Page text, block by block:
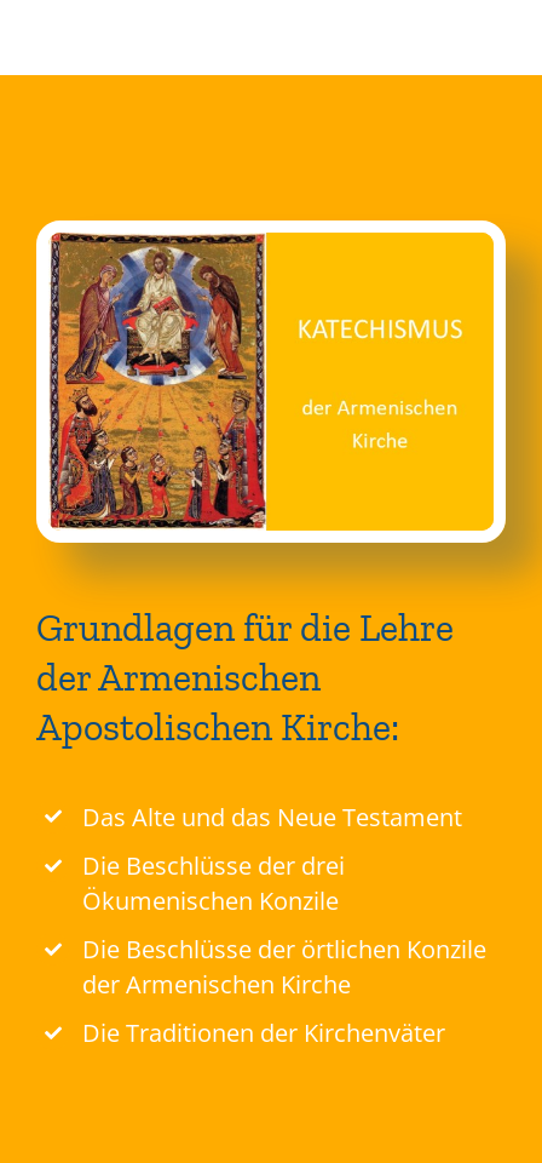
Grundlagen für die Lehre
der Armenischen
Apostolischen Kirche:
Das Alte und das Neue Testament
Die Beschlüsse der drei
Ökumenischen Konzile
Die Beschlüsse der örtlichen Konzile
der Armenischen Kirche
Die Traditionen der Kirchenväter